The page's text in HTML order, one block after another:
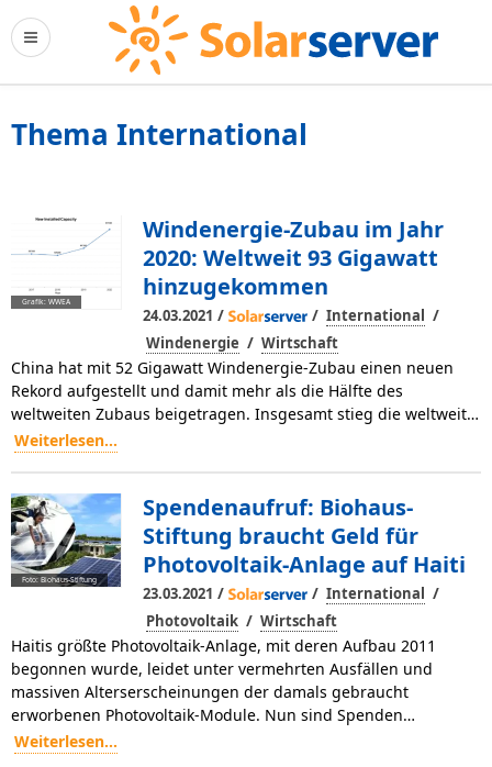
Thema International
Grafik: WWEA
Windenergie-Zubau im Jahr
2020: Weltweit 93 Gigawatt
hinzugekommen
24.03.2021 / / International /
Windenergie / Wirtschaft
China hat mit 52 Gigawatt Windenergie-Zubau einen neuen
Rekord aufgestellt und damit mehr als die Hälfte des
weltweiten Zubaus beigetragen. Insgesamt stieg die weltweit…
Weiterlesen...
Foto: Biohaus-Stiftung
Spendenaufruf: Biohaus-
Stiftung braucht Geld für
Photovoltaik-Anlage auf Haiti
23.03.2021 / / International /
Photovoltaik / Wirtschaft
Haitis größte Photovoltaik-Anlage, mit deren Aufbau 2011
begonnen wurde, leidet unter vermehrten Ausfällen und
massiven Alterserscheinungen der damals gebraucht
erworbenen Photovoltaik-Module. Nun sind Spenden…
Weiterlesen...